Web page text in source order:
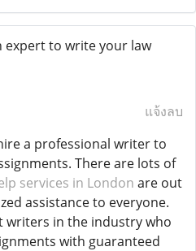
expert to write your law
แจ้งลบ
a professional writer to
There are lots of
services in London are out
assistance to everyone.
writers in the industry who
with guaranteed